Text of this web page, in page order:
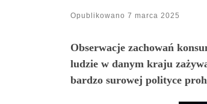
Opublikowano 7 marca 2025
Obserwacje zachowań
ludzie w danym kraju
bardzo surowej polityce